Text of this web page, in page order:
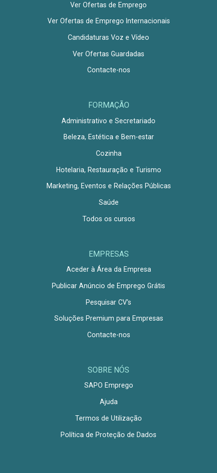
Ver Ofertas de Emprego
Ver Ofertas de Emprego Internacionais
Candidaturas Voz e Vídeo
Ver Ofertas Guardadas
Contacte-nos
FORMAÇÃO
Administrativo e Secretariado
Beleza, Estética e Bem-estar
Cozinha
Hotelaria, Restauração e Turismo
Marketing, Eventos e Relações Públicas
Saúde
Todos os cursos
EMPRESAS
Aceder à Área da Empresa
Publicar Anúncio de Emprego Grátis
Pesquisar CV's
Soluções Premium para Empresas
Contacte-nos
SOBRE NÓS
SAPO Emprego
Ajuda
Termos de Utilização
Política de Proteção de Dados